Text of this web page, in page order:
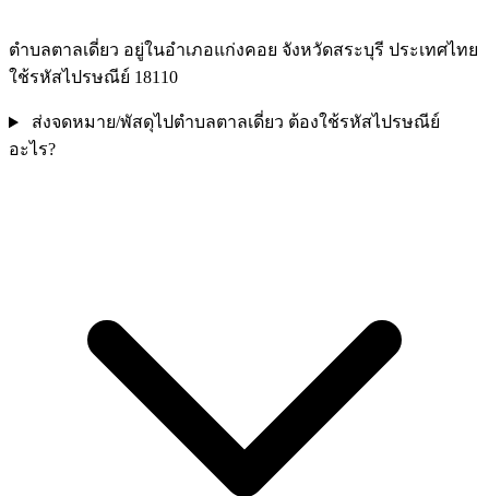
ตำบลตาลเดี่ยว อยู่ในอำเภอแก่งคอย จังหวัดสระบุรี ประเทศไทย
ใช้รหัสไปรษณีย์ 18110
ส่งจดหมาย/พัสดุไปตำบลตาลเดี่ยว ต้องใช้รหัสไปรษณีย์
อะไร?